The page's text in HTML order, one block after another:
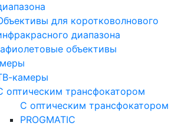
для коротковолнового
диапазона
объективы
камеры
оптическим трансфокатором
С оптическим трансфокатором
PROGMATIC